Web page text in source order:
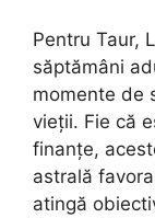
Pentru Taur,
săptămâni
momente de
vieții. Fie că
finanțe,
astrală
atingă